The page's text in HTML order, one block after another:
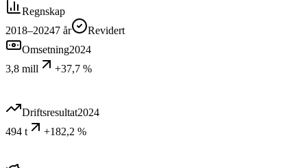
Regnskap
2018–20247 år
Revidert
Omsetning2024
3,8 mill
+37,7 %
Driftsresultat2024
494 t
+182,2 %